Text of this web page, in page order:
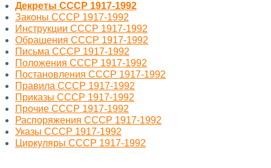
Декреты СССР 1917-1992
Законы СССР 1917-1992
Инструкции СССР 1917-1992
Обращения СССР 1917-1992
Письма СССР 1917-1992
Положения СССР 1917-1992
Постановления СССР 1917-1992
Правила СССР 1917-1992
Приказы СССР 1917-1992
Прочие СССР 1917-1992
Распоряжения СССР 1917-1992
Указы СССР 1917-1992
Циркуляры СССР 1917-1992